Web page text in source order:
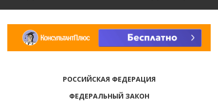
РОССИЙСКАЯ ФЕДЕРАЦИЯ
ФЕДЕРАЛЬНЫЙ ЗАКОН